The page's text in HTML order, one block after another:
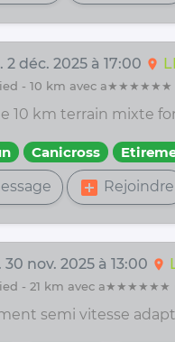
2 déc. 2025 à 17:00 location_on
- 10 km avec a★★★★★★
10 km terrain mixte
Canicross
add_box Rejoindre
nov. 2025 à 13:00 location_on
- 21 km avec a★★★★★★
semi vitesse